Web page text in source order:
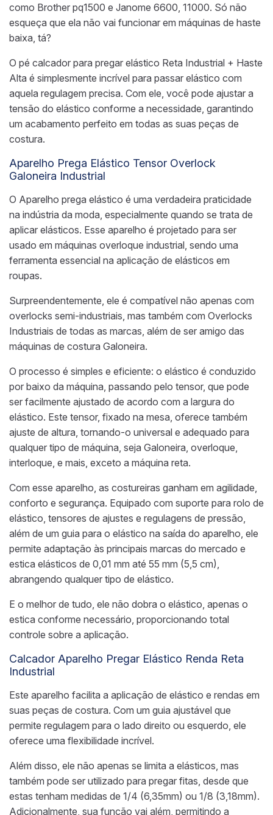
como Brother pq1500 e Janome 6600, 11000. Só não
esqueça que ela não vai funcionar em máquinas de haste
baixa, tá?
O pé calcador para pregar elástico Reta Industrial + Haste
Alta é simplesmente incrível para passar elástico com
aquela regulagem precisa. Com ele, você pode ajustar a
tensão do elástico conforme a necessidade, garantindo
um acabamento perfeito em todas as suas peças de
costura.
Aparelho Prega Elástico Tensor Overlock
Galoneira Industrial
O Aparelho prega elástico é uma verdadeira praticidade
na indústria da moda, especialmente quando se trata de
aplicar elásticos. Esse aparelho é projetado para ser
usado em máquinas overloque industrial, sendo uma
ferramenta essencial na aplicação de elásticos em
roupas.
Surpreendentemente, ele é compatível não apenas com
overlocks semi-industriais, mas também com Overlocks
Industriais de todas as marcas, além de ser amigo das
máquinas de costura Galoneira.
O processo é simples e eficiente: o elástico é conduzido
por baixo da máquina, passando pelo tensor, que pode
ser facilmente ajustado de acordo com a largura do
elástico. Este tensor, fixado na mesa, oferece também
ajuste de altura, tornando-o universal e adequado para
qualquer tipo de máquina, seja Galoneira, overloque,
interloque, e mais, exceto a máquina reta.
Com esse aparelho, as costureiras ganham em agilidade,
conforto e segurança. Equipado com suporte para rolo de
elástico, tensores de ajustes e regulagens de pressão,
além de um guia para o elástico na saída do aparelho, ele
permite adaptação às principais marcas do mercado e
estica elásticos de 0,01 mm até 55 mm (5,5 cm),
abrangendo qualquer tipo de elástico.
E o melhor de tudo, ele não dobra o elástico, apenas o
estica conforme necessário, proporcionando total
controle sobre a aplicação.
Calcador Aparelho Pregar Elástico Renda Reta
Industrial
Este aparelho facilita a aplicação de elástico e rendas em
suas peças de costura. Com um guia ajustável que
permite regulagem para o lado direito ou esquerdo, ele
oferece uma flexibilidade incrível.
Além disso, ele não apenas se limita a elásticos, mas
também pode ser utilizado para pregar fitas, desde que
estas tenham medidas de 1/4 (6,35mm) ou 1/8 (3,18mm).
Adicionalmente, sua função vai além, permitindo a